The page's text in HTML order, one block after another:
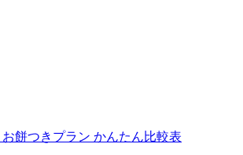
お餅つきプラン かんたん比較表